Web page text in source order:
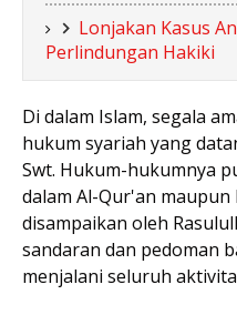
Lonjakan Kasus
Perlindungan Hakiki
Di dalam Islam, segala
hukum syariah yang
Swt. Hukum-hukumnya
dalam Al-Qur'an maupun
disampaikan oleh
sandaran dan pedoman
menjalani seluruh